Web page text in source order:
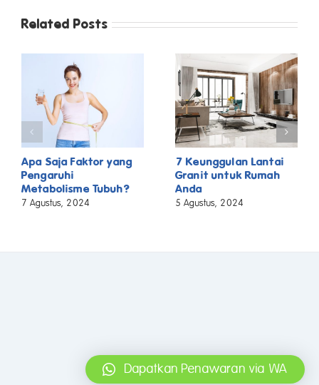
Related Posts
Apa Saja Faktor yang
Pengaruhi
Metabolisme Tubuh?
7 Agustus, 2024
7 Keunggulan Lantai
Granit untuk Rumah
Anda
5 Agustus, 2024
Dapatkan Penawaran via WA